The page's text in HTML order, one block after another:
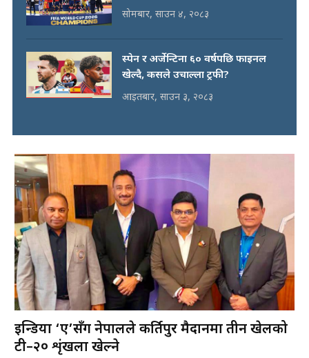
सोमबार, साउन ४, २०८३
स्पेन र अर्जेन्टिना ६० वर्षपछि फाइनल
खेल्दै, कसले उचाल्ला ट्रफी?
आइतबार, साउन ३, २०८३
इन्डिया ‘ए’सँग नेपालले कीर्तिपुर मैदानमा तीन खेलको
टी–२० शृंखला खेल्ने